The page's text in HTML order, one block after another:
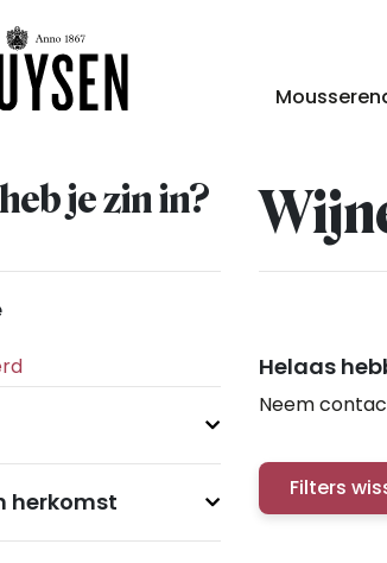
je zin in?
herkomst
Helaas
Neem
Filters